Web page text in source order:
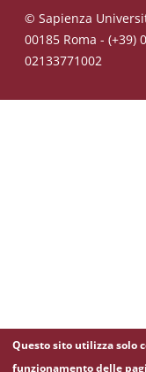
© Sapienza
00185 Roma - (+39)
02133771002
Questo sito utilizza solo
funzionamento delle